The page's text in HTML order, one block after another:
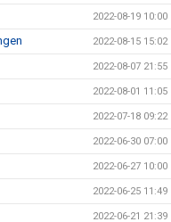
2022-08-19 10:00
2022-08-15 15:02
2022-08-07 21:55
2022-08-01 11:05
2022-07-18 09:22
2022-06-30 07:00
2022-06-27 10:00
2022-06-25 11:49
2022-06-21 21:39